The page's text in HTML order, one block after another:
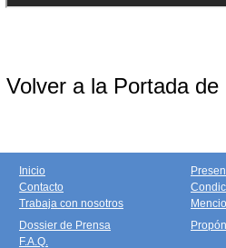
Volver a la Portada de
Inicio
Contacto
Trabaja con nosotros
Dossier de Prensa
F.A.Q.